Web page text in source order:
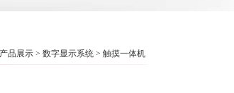
产品展示 > 数字显示系统 > 触摸一体机